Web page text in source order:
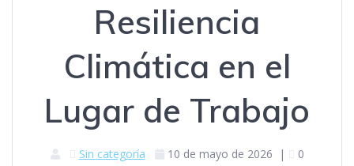
Resiliencia
Climática en el
Lugar de Trabajo
Sin categoría 10 de mayo de 2026 | 0